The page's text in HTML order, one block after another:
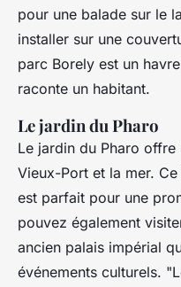
pour une balade sur le
installer sur une
parc Borely est un
raconte un habitant.
Le jardin du Pharo
Le jardin du Pharo
Vieux-Port et la mer.
est parfait pour une
pouvez également
ancien palais impérial
événements culturels.